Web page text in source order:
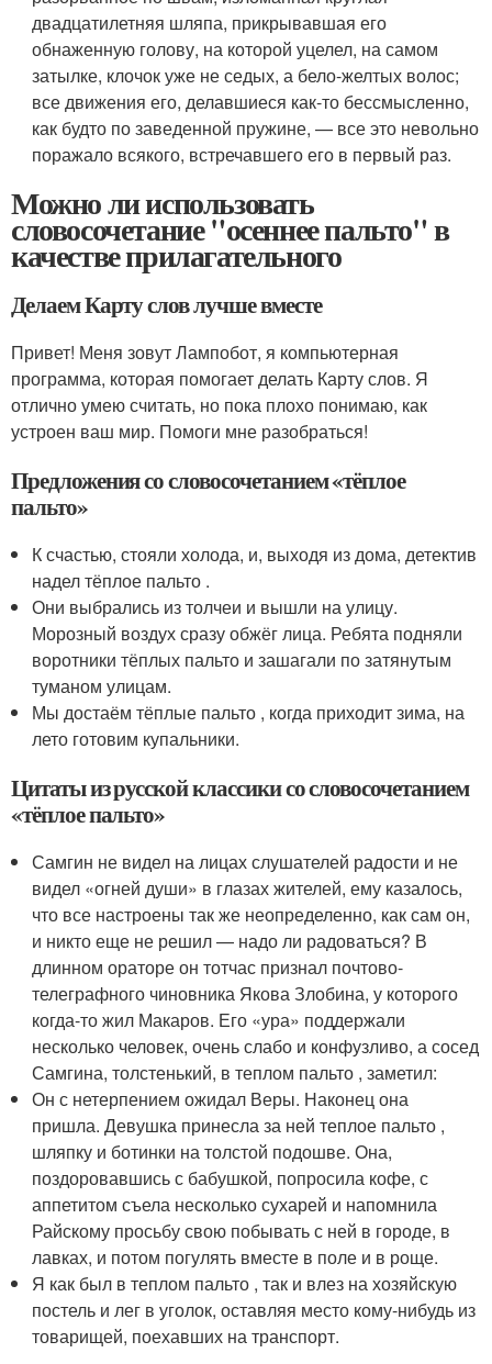
двадцатилетняя шляпа, прикрывавшая его
обнаженную голову, на которой уцелел, на самом
затылке, клочок уже не седых, а бело-желтых волос;
все движения его, делавшиеся как-то бессмысленно,
как будто по заведенной пружине, — все это невольно
поражало всякого, встречавшего его в первый раз.
Можно ли использовать
словосочетание "осеннее пальто" в
качестве прилагательного
Делаем Карту слов лучше вместе
Привет! Меня зовут Лампобот, я компьютерная
программа, которая помогает делать Карту слов. Я
отлично умею считать, но пока плохо понимаю, как
устроен ваш мир. Помоги мне разобраться!
Предложения со словосочетанием «тёплое
пальто»
К счастью, стояли холода, и, выходя из дома, детектив
надел тёплое пальто .
Они выбрались из толчеи и вышли на улицу.
Морозный воздух сразу обжёг лица. Ребята подняли
воротники тёплых пальто и зашагали по затянутым
туманом улицам.
Мы достаём тёплые пальто , когда приходит зима, на
лето готовим купальники.
Цитаты из русской классики со словосочетанием
«тёплое пальто»
Самгин не видел на лицах слушателей радости и не
видел «огней души» в глазах жителей, ему казалось,
что все настроены так же неопределенно, как сам он,
и никто еще не решил — надо ли радоваться? В
длинном ораторе он тотчас признал почтово-
телеграфного чиновника Якова Злобина, у которого
когда-то жил Макаров. Его «ура» поддержали
несколько человек, очень слабо и конфузливо, а сосед
Самгина, толстенький, в теплом пальто , заметил:
Он с нетерпением ожидал Веры. Наконец она
пришла. Девушка принесла за ней теплое пальто ,
шляпку и ботинки на толстой подошве. Она,
поздоровавшись с бабушкой, попросила кофе, с
аппетитом съела несколько сухарей и напомнила
Райскому просьбу свою побывать с ней в городе, в
лавках, и потом погулять вместе в поле и в роще.
Я как был в теплом пальто , так и влез на хозяйскую
постель и лег в уголок, оставляя место кому-нибудь из
товарищей, поехавших на транспорт.